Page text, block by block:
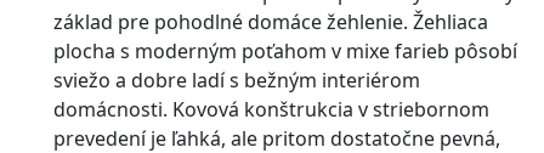
základ pre pohodlné domáce žehlenie. Žehliaca
plocha s moderným poťahom v mixe farieb pôsobí
sviežo a dobre ladí s bežným interiérom
domácnosti. Kovová konštrukcia v striebornom
prevedení je ľahká, ale pritom dostatočne pevná,